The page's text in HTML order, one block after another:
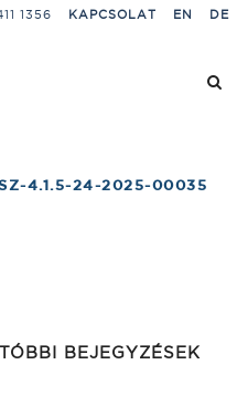
1356 KAPCSOLAT EN DE
4.1.5-24-2025-00035
BEJEGYZÉSEK